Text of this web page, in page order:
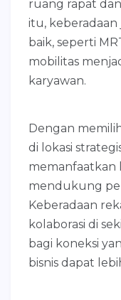
ruang rapat
itu, keberadaan
baik, seperti
mobilitas
karyawan.
Dengan
di lokasi
memanfaatkan
mendukung
Keberadaan
kolaborasi di
bagi koneksi
bisnis dapat